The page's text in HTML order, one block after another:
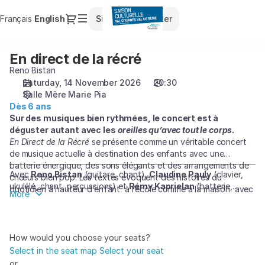
Français Current
English Dialog
Sign in Register
selection
Marie
Pia
14.11.2026
20:30
direct
de
Culturelle
du
En
direct
récré
En direct de la récré
Reno Bistan
Saturday, 14 November 2026
20:30
Salle Mère Marie Pia
Dès 6 ans
Sur des musiques bien rythmées, le concert est à
déguster autant avec les oreilles qu’avec tout le corps.
En Direct de la Récré se présente comme un véritable concert
de musique actuelle à destination des enfants avec une
batterie énergique, des sons élégants et des arrangements de
chœurs bien pop. Les textes évoquent des histoires du
quotidien à hauteur d’enfant, à l’école comme à la maison, avec
le journaliste Olivier Minot ponctuent le concert qui se déroule
sur une scène évoquant autant la cour de récréation que le
studio de radio.
AvecReno Bistan(guitare, chant),Claudine Pauly(clavier,
ukulélé, chant, percussions) etRémy Kaprielan(batterie,
chant)
More
How would you choose your seats?
Select in the seat map Select your seat